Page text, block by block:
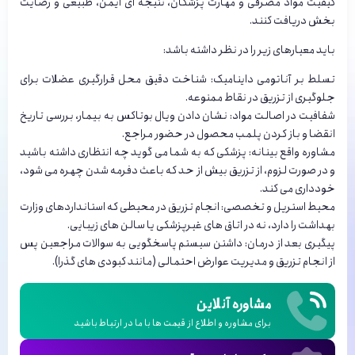
بخش دریافت کنند.
باید معیارهای زیر را در نظر داشته باشد:
تسلط بر آناتومی داینامیک: شناخت دقیق محل قرارگیری عضلات برای
جلوگیری از تزریق در نقاط ممنوعه.
شفافیت در اصالت مواد: نشان دادن ویال بوتاکس به بیمار، بررسی تاریخ
انقضا و باز کردن پلمب محصول در حضور مراجع.
مشاوره واقع بینانه: پزشکی که به شما می گوید چه انتظاری داشته باشید
و در صورت لزوم، از تزریق بیش از حد که باعث دفرمه شدن چهره می شود،
خودداری می کند.
محیط استریل و تخصصی: انجام تزریق در محیطی که استانداردهای وزارت
بهداشت را دارد، نه در اتاق های غیرپزشکی یا سالن های زیبایی.
پیگیری بعد از درمان: داشتن سیستم پاسخگویی به سوالات مراجعین پس
از انجام تزریق و مدیریت عوارض احتمالی (مانند کبودی های گذرا).
مشاوره آنلاین
برای مشاوره و اطلاع از قیمت ها با ما در ارتباط باشید